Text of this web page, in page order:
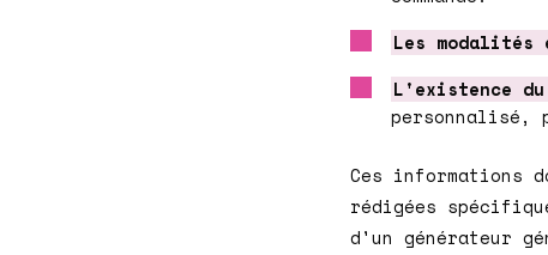
Les
L'existence
personnalisé,
Ces informations
rédigées
d'un générateur